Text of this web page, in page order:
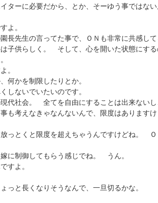
ターに必要だから、とか、そーゆう事ではな
よ。
長先生の言ってた事で、ＯＮも非常に共感し
子供らしく。 そして、心を開いた状態にす
。
何かを制限したりとか。
しないでいたいのです。
現代社会。 全てを自由にすることは出来ない
も考えなきゃなんないんで、限度はあります
っとくと限度を超えちゃうんですけどね。
に制御してもらう感じでね。 うん。
すよ。
っと長くなりそうなんで、一旦切るかな。